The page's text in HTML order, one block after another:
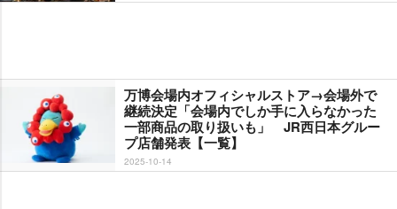
万博会場内オフィシャルストア→会場外で
継続決定「会場内でしか手に入らなかった
一部商品の取り扱いも」 JR西日本グルー
プ店舗発表【一覧】
2025-10-14